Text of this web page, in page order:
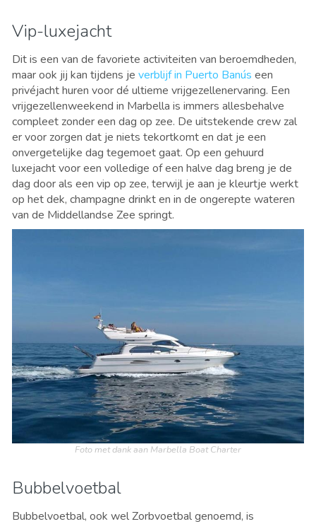
Vip-luxejacht
Dit is een van de favoriete activiteiten van beroemdheden,
maar ook jij kan tijdens je verblijf in Puerto Banús een
privéjacht huren voor dé ultieme vrijgezellenervaring. Een
vrijgezellenweekend in Marbella is immers allesbehalve
compleet zonder een dag op zee. De uitstekende crew zal
er voor zorgen dat je niets tekortkomt en dat je een
onvergetelijke dag tegemoet gaat. Op een gehuurd
luxejacht voor een volledige of een halve dag breng je de
dag door als een vip op zee, terwijl je aan je kleurtje werkt
op het dek, champagne drinkt en in de ongerepte wateren
van de Middellandse Zee springt.
Foto met dank aan Marbella Boat Charter
Bubbelvoetbal
Bubbelvoetbal, ook wel Zorbvoetbal genoemd, is